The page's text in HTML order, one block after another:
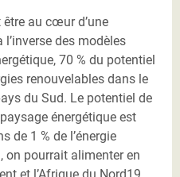
au cœur d’une
des modèles
70 % du potentiel
renouvelables dans le
du Sud. Le potentiel de
énergétique est
de 1 % de l’énergie
on pourrait alimenter en